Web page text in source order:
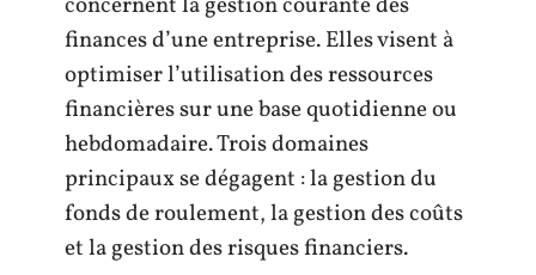
finances d’une entreprise. Elles visent à
optimiser l’utilisation des ressources
financières sur une base quotidienne ou
hebdomadaire. Trois domaines
principaux se dégagent : la gestion du
fonds de roulement, la gestion des coûts
et la gestion des risques financiers.